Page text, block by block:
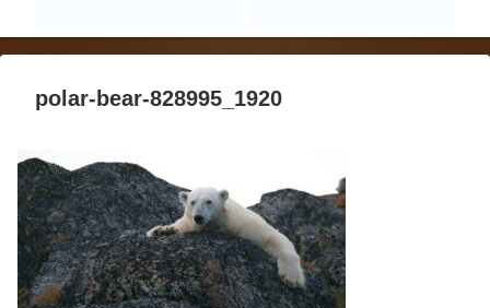
polar-bear-828995_1920